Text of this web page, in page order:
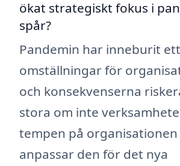
ökat strategiskt fokus i
spår?
Pandemin har inneburit
omställningar för
och konsekvenserna
stora om inte
tempen på organisationen
anpassar den för det nya